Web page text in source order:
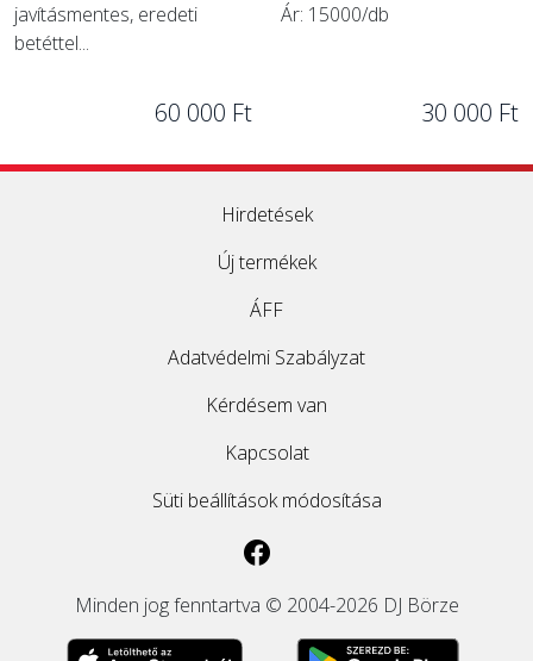
javításmentes, eredeti
betéttel...
60 000 Ft
Ár: 15000/db
30 000 Ft
Hirdetések
Új termékek
ÁFF
Adatvédelmi Szabályzat
Kérdésem van
Kapcsolat
Süti beállítások módosítása
Minden jog fenntartva © 2004-2026 DJ Börze